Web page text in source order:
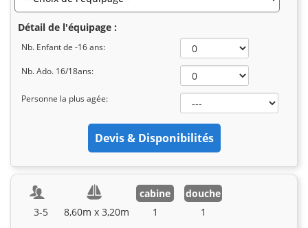
Détail de l'équipage :
Nb. Enfant de -16 ans:
Nb. Ado. 16/18ans:
Personne la plus agée:
3-5 8,60m x 3,20m
cabine
1
douche
1